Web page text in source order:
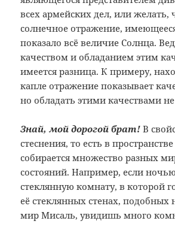
всех армейских дел, или желать,
солнечное отражение,
показало всё величие Солнца.
качеством и обладанием этим
имеется разница. К примеру,
капле отражение показывает
но обладать этими качествами
Знай, мой дорогой брат! В
стеснения, то есть в
собирается множество разных
состояний. Например, если
стеклянную комнату, в которой
её стеклянных стенах, подобных
мир Мисаль, увидишь много